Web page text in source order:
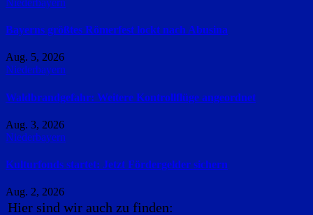
Bayerns größtes Römerfest lockt nach Abusina
Aug. 5, 2026
Niederbayern
Waldbrandgefahr: Weitere Kontrollflüge angeordnet
Aug. 3, 2026
Niederbayern
Kulturfonds startet: Jetzt Fördergelder sichern
Aug. 2, 2026
Hier sind wir auch zu finden: